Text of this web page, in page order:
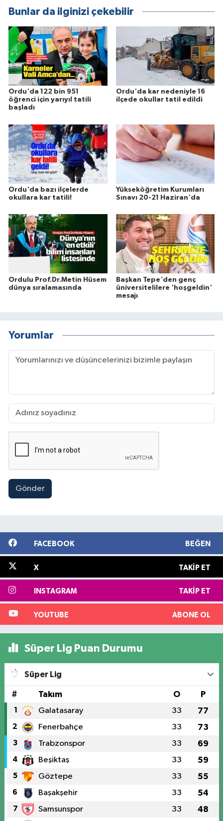
Bunlar da ilginizi çekebilir
Ordu'da 122 bin 951
öğrenci için yarıyıl tatili
başladı
Ordu'da kar nedeniyle 16
ilçede okullar tatil edildi
Ordu'da bazı ilçelerde
okullara kar tatili!
Yükseköğretim Kurumları
Sınavı 20-21 Haziran'da
Ordulu Prof.Dr.Metin Hüsem
dünya sıralamasında
Başkan Tepe'den genç
üniversitelilere 'hoşgeldin'
mesajı
Yorumlar
Gönder
FACEBOOK BEĞEN
X TAKIP ET
INSTAGRAM TAKIP ET
YOUTUBE ABONE OL
Süper Lig Puan Durumu
Süper Lig
# Takım O P
1 Galatasaray 33 77
2 Fenerbahçe 33 73
3 Trabzonspor 33 69
4 Beşiktaş 33 59
5 Göztepe 33 55
6 Başakşehir 33 54
7 Samsunspor 33 48